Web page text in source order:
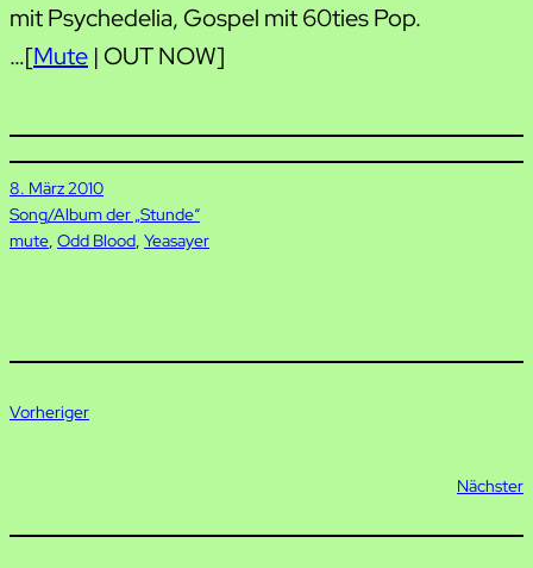
mit Psychedelia, Gospel mit 60ties Pop.
…[Mute | OUT NOW]
8. März 2010
Song/Album der „Stunde“
mute, Odd Blood, Yeasayer
Vorheriger
Nächster